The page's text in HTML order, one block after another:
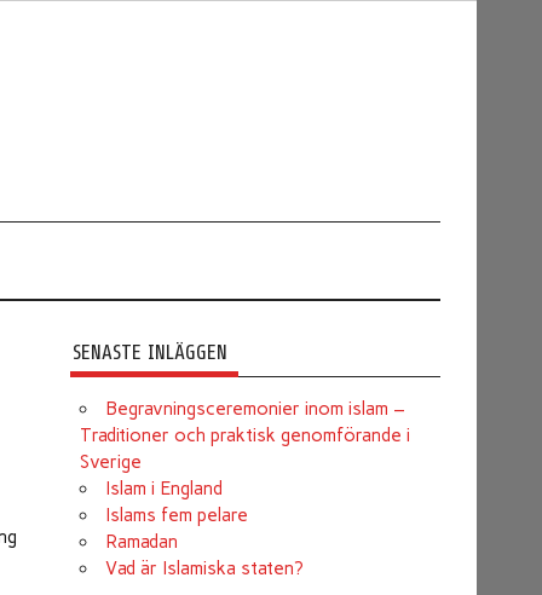
SENASTE INLÄGGEN
Begravningsceremonier inom islam –
Traditioner och praktisk genomförande i
Sverige
Islam i England
Islams fem pelare
Ramadan
Vad är Islamiska staten?